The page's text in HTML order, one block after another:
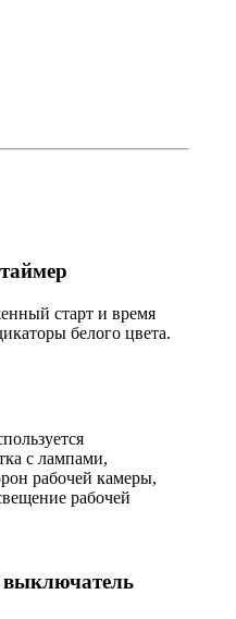
старт и время
белого цвета.
с лампами,
рабочей камеры,
рабочей